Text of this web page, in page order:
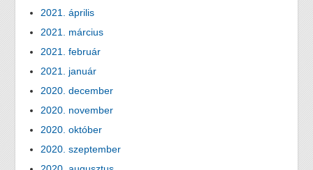
2021. április
2021. március
2021. február
2021. január
2020. december
2020. november
2020. október
2020. szeptember